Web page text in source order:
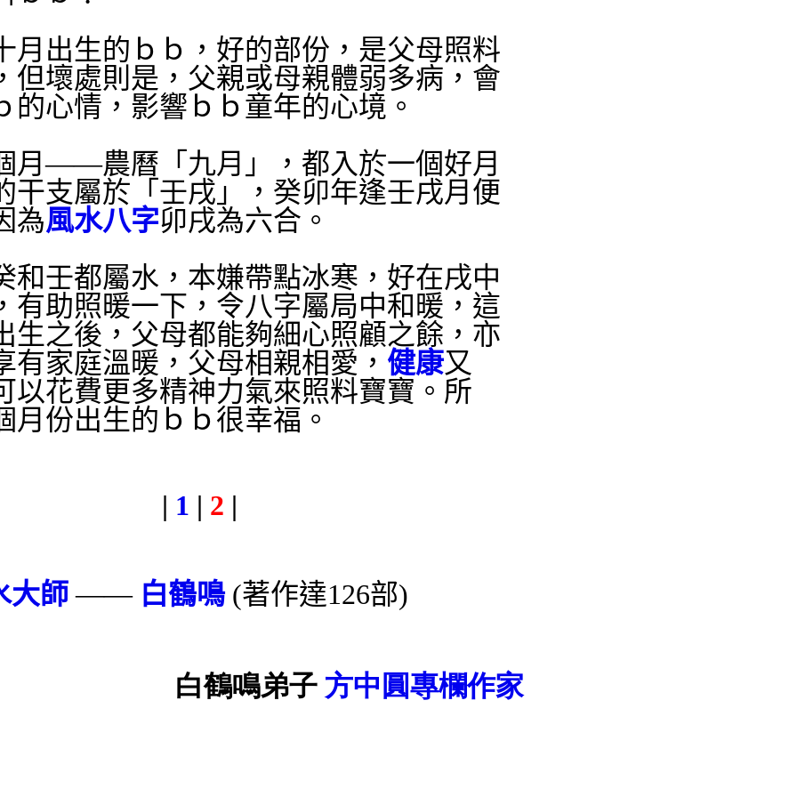
月出生的ｂｂ，好的部份，是父母照料
但壞處則是，父親或母親體弱多病，會
的心情，影響ｂｂ童年的心境。
月——農曆「九月」，都入於一個好月
干支屬於「壬戌」，癸卯年逢壬戌月便
為風水八字卯戌為六合。
和壬都屬水，本嫌帶點冰寒，好在戌中
有助照暖一下，令八字屬局中和暖，這
生之後，父母都能夠細心照顧之餘，亦
有家庭溫暖，父母相親相愛， 健康又
以花費更多精神力氣來照料寶寶。所
月份出生的ｂｂ很幸福。
| 1 | 2 |
大師—— 白鶴鳴 (著作達126部)
白鶴鳴弟子 方中圓專欄作家